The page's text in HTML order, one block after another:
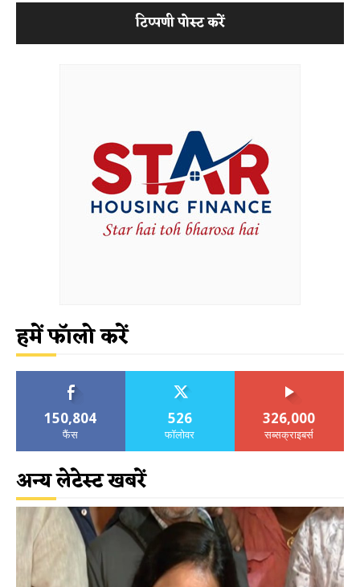
हमें फॉलो करें
150,804
फैंस
526
फॉलोवर
326,000
सब्सक्राइबर्स
अन्य लेटेस्ट खबरें